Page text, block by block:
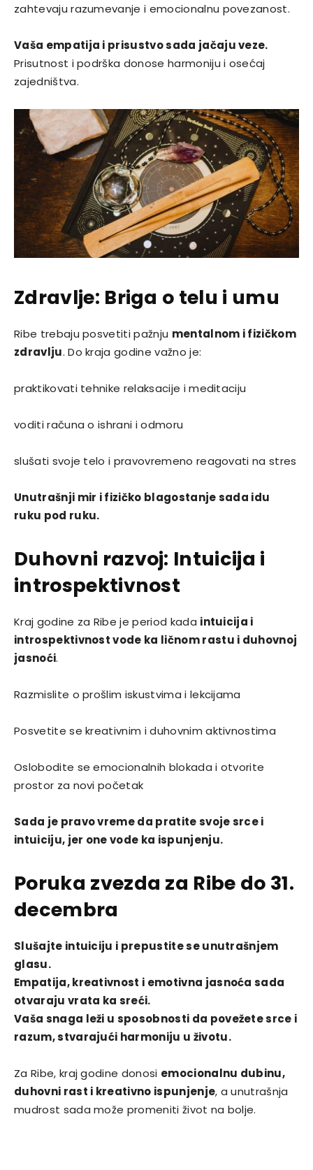
zahtevaju razumevanje i emocionalnu povezanost.
Vaša empatija i prisustvo sada jačaju veze.
Prisutnost i podrška donose harmoniju i osećaj
zajedništva.
Zdravlje: Briga o telu i umu
Ribe trebaju posvetiti pažnju mentalnom i fizičkom
zdravlju. Do kraja godine važno je:
praktikovati tehnike relaksacije i meditaciju
voditi računa o ishrani i odmoru
slušati svoje telo i pravovremeno reagovati na stres
Unutrašnji mir i fizičko blagostanje sada idu
ruku pod ruku.
Duhovni razvoj: Intuicija i
introspektivnost
Kraj godine za Ribe je period kada intuicija i
introspektivnost vode ka ličnom rastu i duhovnoj
jasnoći.
Razmislite o prošlim iskustvima i lekcijama
Posvetite se kreativnim i duhovnim aktivnostima
Oslobodite se emocionalnih blokada i otvorite
prostor za novi početak
Sada je pravo vreme da pratite svoje srce i
intuiciju, jer one vode ka ispunjenju.
Poruka zvezda za Ribe do 31.
decembra
Slušajte intuiciju i prepustite se unutrašnjem
glasu.
Empatija, kreativnost i emotivna jasnoća sada
otvaraju vrata ka sreći.
Vaša snaga leži u sposobnosti da povežete srce i
razum, stvarajući harmoniju u životu.
Za Ribe, kraj godine donosi emocionalnu dubinu,
duhovni rast i kreativno ispunjenje, a unutrašnja
mudrost sada može promeniti život na bolje.